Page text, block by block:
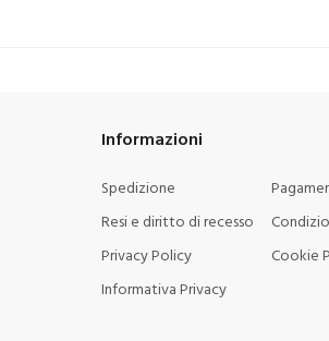
Informazioni
Spedizione
Resi e diritto di recesso
Privacy Policy
Cookie
Informativa Privacy